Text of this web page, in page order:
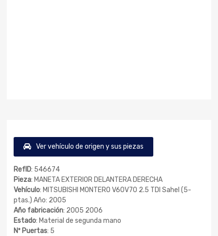
Ver vehículo de origen y sus piezas
RefID: 546674
Pieza: MANETA EXTERIOR DELANTERA DERECHA
Vehículo: MITSUBISHI MONTERO V60V70 2.5 TDI Sahel (5-
ptas.) Año: 2005
Año fabricación: 2005 2006
Estado: Material de segunda mano
Nº Puertas: 5